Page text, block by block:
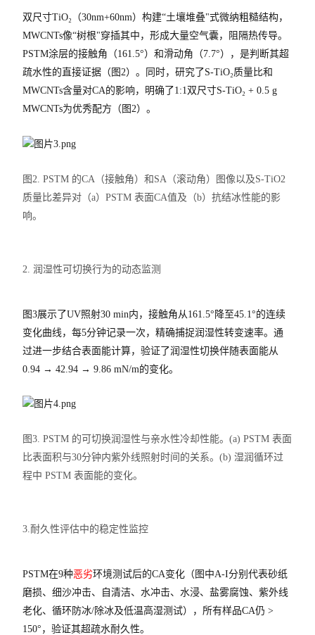
双尺寸TiO₂（30nm+60nm）构建“土壤堆叠"式微纳粗糙结构，
MWCNTs像“树根"穿插其中，形成大量空气囊，阻隔热传导。
PSTM涂层的接触角（161.5°）和滑动角（7.7°），是判断其超
疏水性的直接证据（图2）。同时，研究了S-TiO₂质量比和
MWCNTs含量对CA的影响，明确了1:1双尺寸S-TiO₂ + 0.5 g
MWCNTs为优秀配方（图2）。
图2. PSTM 的CA（接触角）和SA（滚动角）图像以及S-TiO2
质量比差异对（a）PSTM 表面CA值及（b）抗结冰性能的影
响。
2. 润湿性可切换行为的动态监测
图3展示了UV照射30 min内，接触角从161.5°降至45.1°的连续
变化曲线，每5分钟记录一次，精确捕捉润湿性转变速率。通
过进一步结合表面能计算，验证了润湿性切换伴随表面能从
0.94 → 42.94 → 9.86 mN/m的变化。
图3. PSTM 的可切换润湿性与亲水性冷却性能。(a) PSTM 表面
比表面积与30分钟内紫外线照射时间的关系。(b) 湿润循环过
程中 PSTM 表面能的变化。
3.耐久性评估中的稳定性监控
PSTM在9种恶劣环境测试后的CA变化（图中A-I分别代表砂纸
磨损、细沙冲击、自清洁、水冲击、水浸、盐雾腐蚀、紫外线
老化、循环防冰/除冰及低温高湿测试），所有样品CA仍 >
150°，验证其超疏水耐久性。